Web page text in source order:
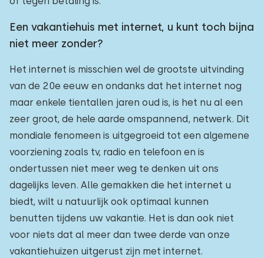
Een vakantiehuis met internet, u kunt toch bijna
niet meer zonder?
Het internet is misschien wel de grootste uitvinding
van de 20e eeuw en ondanks dat het internet nog
maar enkele tientallen jaren oud is, is het nu al een
zeer groot, de hele aarde omspannend, netwerk. Dit
mondiale fenomeen is uitgegroeid tot een algemene
voorziening zoals tv, radio en telefoon en is
ondertussen niet meer weg te denken uit ons
dagelijks leven. Alle gemakken die het internet u
biedt, wilt u natuurlijk ook optimaal kunnen
benutten tijdens uw vakantie. Het is dan ook niet
voor niets dat al meer dan twee derde van onze
vakantiehuizen uitgerust zijn met internet.